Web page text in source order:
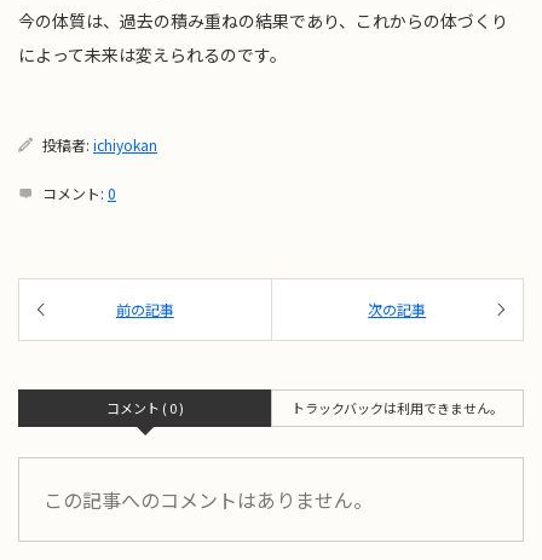
今の体質は、過去の積み重ねの結果であり、これからの体づくり
によって未来は変えられるのです。
投稿者: ichiyokan
コメント: 0
コメント ( 0 ) トラックバックは利用できません。
この記事へのコメントはありません。